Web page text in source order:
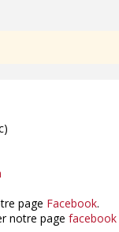
page Facebook.
notre page facebook